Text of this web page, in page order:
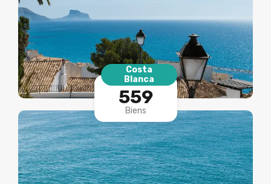
Costa
Blanca
559
Biens